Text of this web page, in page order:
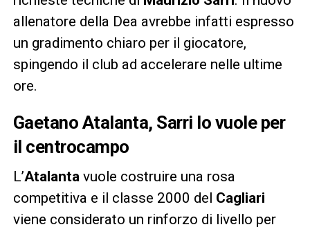
allenatore della Dea avrebbe infatti espresso
un gradimento chiaro per il giocatore,
spingendo il club ad accelerare nelle ultime
ore.
Gaetano Atalanta, Sarri lo vuole per
il centrocampo
L’Atalantavuole costruire una rosa
competitiva e il classe 2000 del Cagliari
viene considerato un rinforzo di livello per